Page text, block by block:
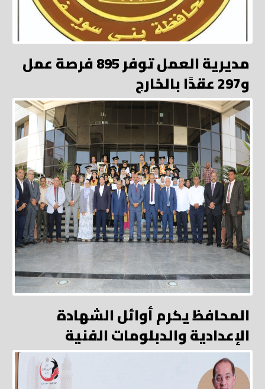
مديرية العمل توفر 895 فرصة عمل
و297 عقدًا بالخارج
المحافظ يكرم أوائل الشهادة
الإعدادية والدبلومات الفنية